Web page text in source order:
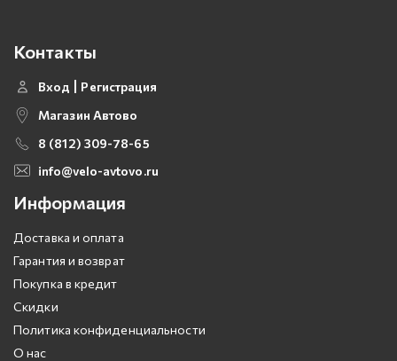
Контакты
Вход
Регистрация
Магазин Автово
8 (812) 309-78-65
info@velo-avtovo.ru
Информация
Доставка и оплата
Гарантия и возврат
Покупка в кредит
Скидки
Политика конфиденциальности
О нас